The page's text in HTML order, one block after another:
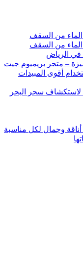
من السقف
من السقف
في الرياض
– متجر بريميوم جيت
أقوى المبيدات
لاستكشاف سحر البحر
وجمال لكل مناسبة